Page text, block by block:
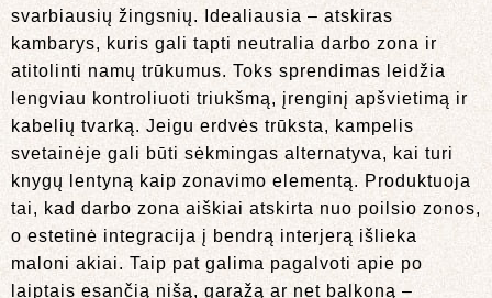
svarbiausių žingsnių. Idealiausia – atskiras
kambarys, kuris gali tapti neutralia darbo zona ir
atitolinti namų trūkumus. Toks sprendimas leidžia
lengviau kontroliuoti triukšmą, įrenginį apšvietimą ir
kabelių tvarką. Jeigu erdvės trūksta, kampelis
svetainėje gali būti sėkmingas alternatyva, kai turi
knygų lentyną kaip zonavimo elementą. Produktuoja
tai, kad darbo zona aiškiai atskirta nuo poilsio zonos,
o estetinė integracija į bendrą interjerą išlieka
maloni akiai. Taip pat galima pagalvoti apie po
laiptais esančią nišą, garažą ar net balkoną –